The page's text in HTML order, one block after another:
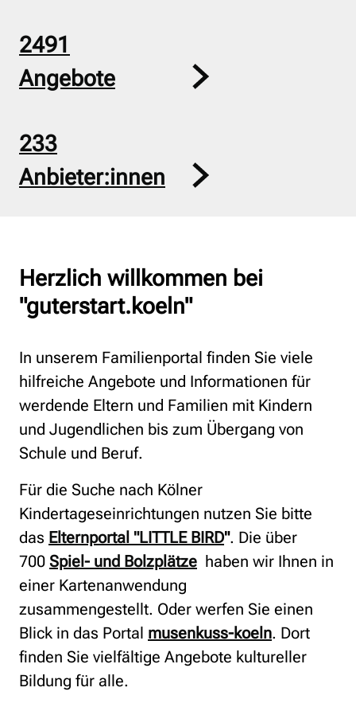
2491
Angebote
233
Anbieter:innen
Herzlich willkommen bei
"guterstart.koeln"
In unserem Familienportal finden Sie viele
hilfreiche Angebote und Informationen für
werdende Eltern und Familien mit Kindern
und Jugendlichen bis zum Übergang von
Schule und Beruf.
Für die Suche nach Kölner
Kindertageseinrichtungen nutzen Sie bitte
das Elternportal "LITTLE BIRD". Die über
700 Spiel- und Bolzplätze haben wir Ihnen in
einer Kartenanwendung
zusammengestellt. Oder werfen Sie einen
Blick in das Portal musenkuss-koeln. Dort
finden Sie vielfältige Angebote kultureller
Bildung für alle.